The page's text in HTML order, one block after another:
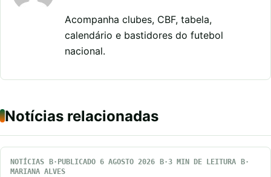
Acompanha clubes, CBF, tabela,
calendário e bastidores do futebol
nacional.
Notícias relacionadas
NOTÍCIAS PUBLICADO 6 AGOSTO 2026
3 MIN DE LEITURA
MARIANA ALVES